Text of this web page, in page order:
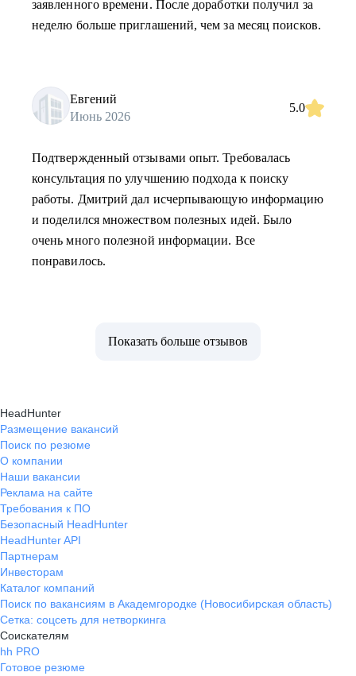
заявленного времени. После доработки получил за
неделю больше приглашений, чем за месяц поисков.
Евгений
Июнь 2026
5.0
Подтвержденный отзывами опыт. Требовалась
консультация по улучшению подхода к поиску
работы. Дмитрий дал исчерпывающую информацию
и поделился множеством полезных идей. Было
очень много полезной информации. Все
понравилось.
Показать больше отзывов
HeadHunter
Размещение вакансий
Поиск по резюме
О компании
Наши вакансии
Реклама на сайте
Требования к ПО
Безопасный HeadHunter
HeadHunter API
Партнерам
Инвесторам
Каталог компаний
Поиск по вакансиям в Академгородке (Новосибирская область)
Сетка: соцсеть для нетворкинга
Соискателям
hh PRO
Готовое резюме